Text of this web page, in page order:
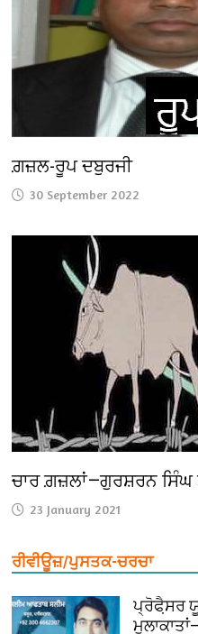
ਗ਼ਜ਼ਲ-ਰੂਪ ਦਬੁਰਜੀ
30 September 2022
ਚਾਰ ਗ਼ਜ਼ਲਾਂ—ਗੁਰਸ਼ਰਨ ਸਿੰਘ
23 January 2021
ਰੀਵੀਊਜ਼/ਪੁਸਤਕ-ਚਰਚਾ
ਪ੍ਰੋਫੈ਼ਸਰ